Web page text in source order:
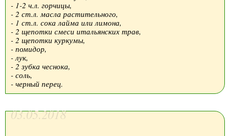
- 1-2 ч.л. горчицы,
- 2 ст.л. масла растительного,
- 1 ст.л. сока лайма или лимона,
- 2 щепотки смеси итальянских трав,
- 2 щепотки куркумы,
- помидор,
- лук,
- 2 зубка чеснока,
- соль,
- черный перец.
03.05.2018